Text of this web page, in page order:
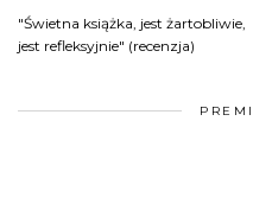
"Świetna książka, jest żartobliwie,
jest refleksyjnie" (recenzja)